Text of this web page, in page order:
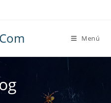
Menú